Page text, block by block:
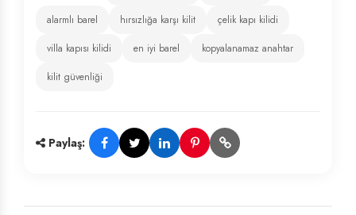
alarmlı barel
hırsızlığa karşı kilit
çelik kapı kilidi
villa kapısı kilidi
en iyi barel
kopyalanamaz anahtar
kilit güvenliği
Paylaş: